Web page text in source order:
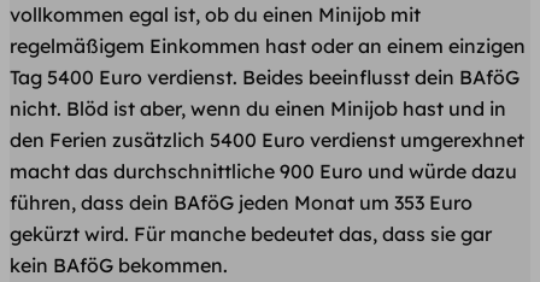
vollkommen egal ist, ob du einen Minijob mit
regelmäßigem Einkommen hast oder an einem einzigen
Tag 5400 Euro verdienst. Beides beeinflusst dein BAföG
nicht. Blöd ist aber, wenn du einen Minijob hast und in
den Ferien zusätzlich 5400 Euro verdienst umgerexhnet
macht das durchschnittliche 900 Euro und würde dazu
führen, dass dein BAföG jeden Monat um 353 Euro
gekürzt wird. Für manche bedeutet das, dass sie gar
kein BAföG bekommen.